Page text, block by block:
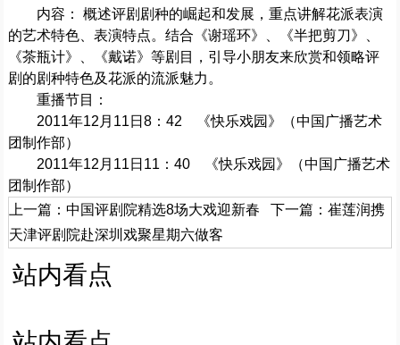
内容： 概述评剧剧种的崛起和发展，重点讲解花派表演
的艺术特色、表演特点。结合《谢瑶环》、《半把剪刀》、
《茶瓶计》、《戴诺》等剧目，引导小朋友来欣赏和领略评
剧的剧种特色及花派的流派魅力。
重播节目：
2011年12月11日8：42 《快乐戏园》（中国广播艺术
团制作部）
2011年12月11日11：40 《快乐戏园》（中国广播艺术
团制作部）
上一篇：中国评剧院精选8场大戏迎新春 下一篇：崔莲润携
天津评剧院赴深圳戏聚星期六做客
站内看点